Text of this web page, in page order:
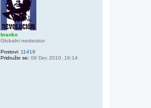
branko
Globalni moderator
Postovi: 11419
Pridružio se: 08 Dec 2010, 16:14